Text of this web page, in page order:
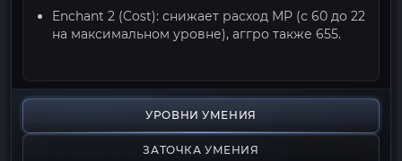
Enchant 2 (Cost): снижает расход MP (с 60 до 22
на максимальном уровне), аггро также 655.
УРОВНИ УМЕНИЯ
ЗАТОЧКА УМЕНИЯ